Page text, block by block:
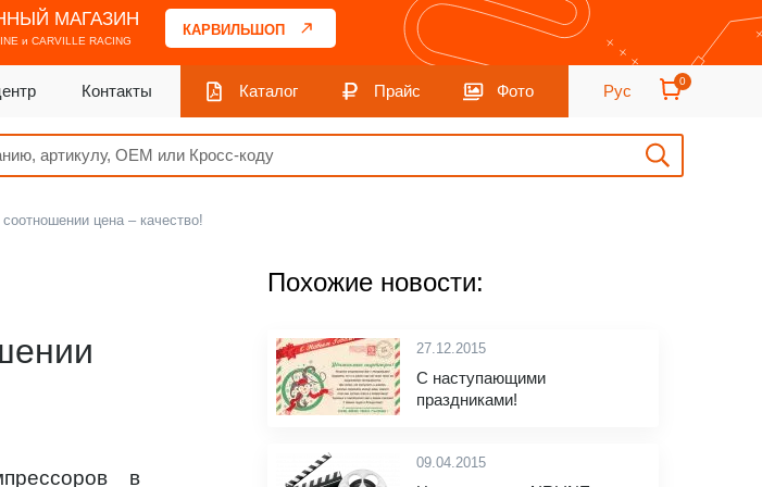
МАГАЗИН
и CARVILLE RACING
КАРВИЛЬШОП
Контакты Каталог Прайс Фото Рус
0
цена – качество!
в
Похожие новости:
27.12.2015
С наступающими
праздниками!
09.04.2015